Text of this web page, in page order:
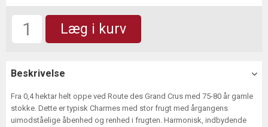
Læg i kurv
Beskrivelse
Fra 0,4 hektar helt oppe ved Route des Grand Crus med 75-80 år gamle
stokke. Dette er typisk Charmes med stor frugt med årgangens
uimodståelige åbenhed og renhed i frugten. Harmonisk, indbydende